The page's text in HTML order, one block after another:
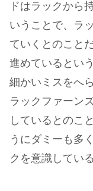
ドはラックから
いうことで、ラ
ていくとのこと
進めているとい
細かいミスをへ
ラックファーン
しているとのこ
うにダミーも多
クを意識してい